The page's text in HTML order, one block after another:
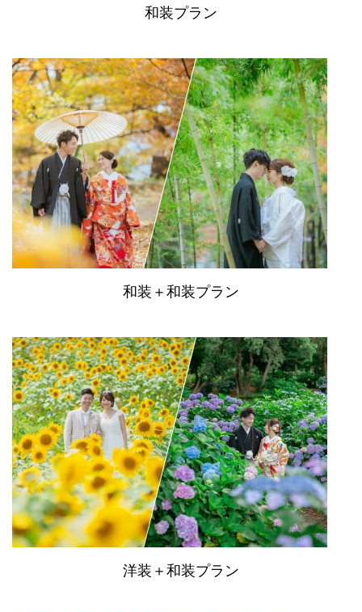
和装プラン
和装＋和装プラン
洋装＋和装プラン